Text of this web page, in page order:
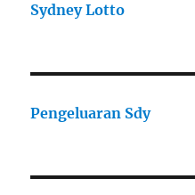
Sydney Lotto
Pengeluaran Sdy